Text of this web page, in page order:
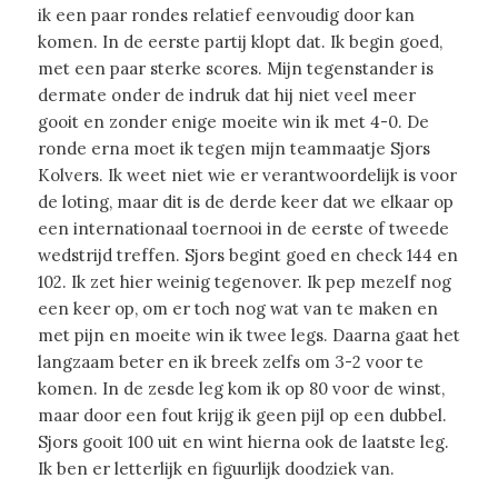
ik een paar rondes relatief eenvoudig door kan
komen. In de eerste partij klopt dat. Ik begin goed,
met een paar sterke scores. Mijn tegenstander is
dermate onder de indruk dat hij niet veel meer
gooit en zonder enige moeite win ik met 4-0. De
ronde erna moet ik tegen mijn teammaatje Sjors
Kolvers. Ik weet niet wie er verantwoordelijk is voor
de loting, maar dit is de derde keer dat we elkaar op
een internationaal toernooi in de eerste of tweede
wedstrijd treffen. Sjors begint goed en check 144 en
102. Ik zet hier weinig tegenover. Ik pep mezelf nog
een keer op, om er toch nog wat van te maken en
met pijn en moeite win ik twee legs. Daarna gaat het
langzaam beter en ik breek zelfs om 3-2 voor te
komen. In de zesde leg kom ik op 80 voor de winst,
maar door een fout krijg ik geen pijl op een dubbel.
Sjors gooit 100 uit en wint hierna ook de laatste leg.
Ik ben er letterlijk en figuurlijk doodziek van.